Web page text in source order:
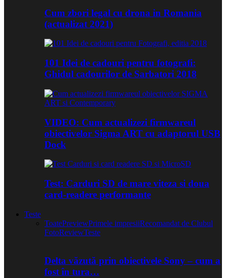
Cum zbori legal cu drona in Romania
(actualizat 2021)
101 Idei de cadouri pentru fotografi:
Ghidul cadourilor de Sarbatori 2018
VIDEO: Cum actualizezi firmwareul
obiectivelor Sigma ART cu adaptorul USB
Dock
Test: Carduri SD de mare viteza si doua
card-readere performante
Teste
ToatePreviewPrimele impresiiRecomandat de Clubul
FotoReviewTeste
Delta văzută prin obiectivele Sony – cum a
fost în tura…